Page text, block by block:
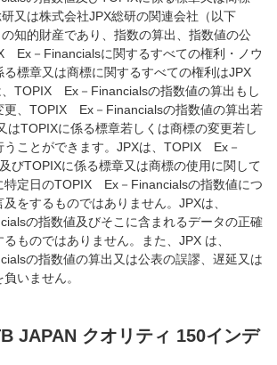
又は株式会社JPX総研の関連会社（以下
の知的財産であり、指数の算出、指数値の公
Ex－Financialsに関するすべての権利・ノウ
標章又は商標に関するすべての権利はJPX
TOPIX Ex－Financialsの指数値の算出もし
更、TOPIX Ex－Financialsの指数値の算出若
はTOPIXに係る標章若しくは商標の変更若し
うことができます。JPXは、TOPIX Ex－
びTOPIXに係る標章又は商標の使用に関して
特定日のTOPIX Ex－Financialsの指数値につ
をするものではありません。JPXは、
の指数値及びそこに含まれるデータの正確
ものではありません。また、JPX は、
の指数値の算出又は公表の誤謬、遅延又は
いません。
JAPAN クオリティ 150インデ